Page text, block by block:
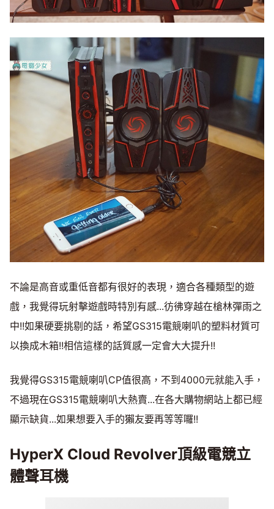
不論是高音或重低音都有很好的表現，適合各種類型的遊
戲，我覺得玩射擊遊戲時特別有感...彷彿穿越在槍林彈雨之
中!!如果硬要挑剔的話，希望GS315電競喇叭的塑料材質可
以換成木箱!!相信這樣的話質感一定會大大提升!!
我覺得GS315電競喇叭CP值很高，不到4000元就能入手，
不過現在GS315電競喇叭大熱賣...在各大購物網站上都已經
顯示缺貨...如果想要入手的獺友要再等等囉!!
HyperX Cloud Revolver頂級電競立
體聲耳機